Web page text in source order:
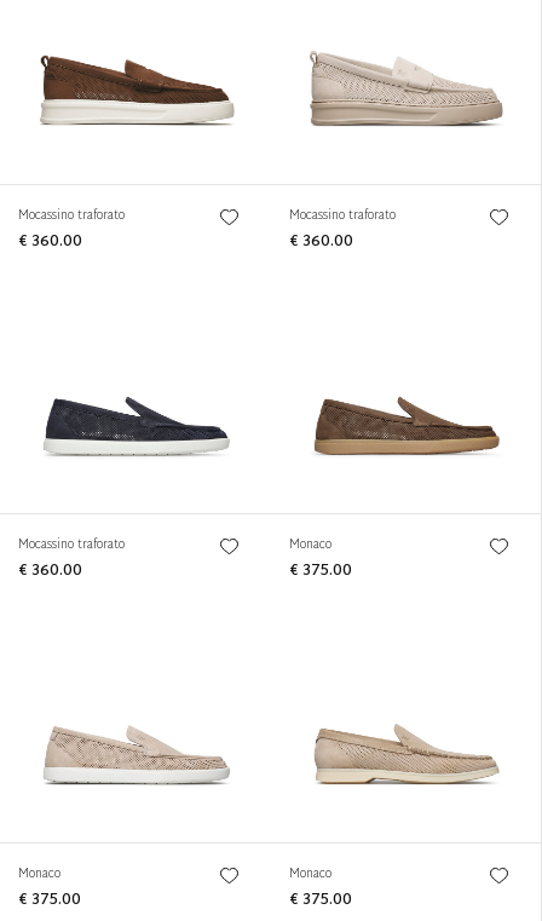
Mocassino traforato
€ 360.00
Mocassino traforato
€ 360.00
Mocassino traforato
€ 360.00
Monaco
€ 375.00
Monaco
€ 375.00
Monaco
€ 375.00